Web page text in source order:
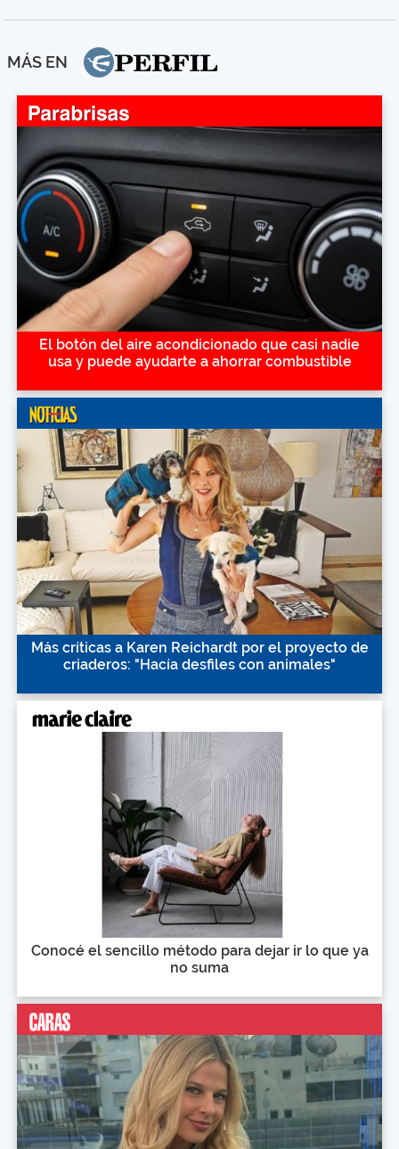
MÁS EN
El botón del aire acondicionado que casi nadie
usa y puede ayudarte a ahorrar combustible
Más críticas a Karen Reichardt por el proyecto de
criaderos: "Hacía desfiles con animales"
Conocé el sencillo método para dejar ir lo que ya
no suma